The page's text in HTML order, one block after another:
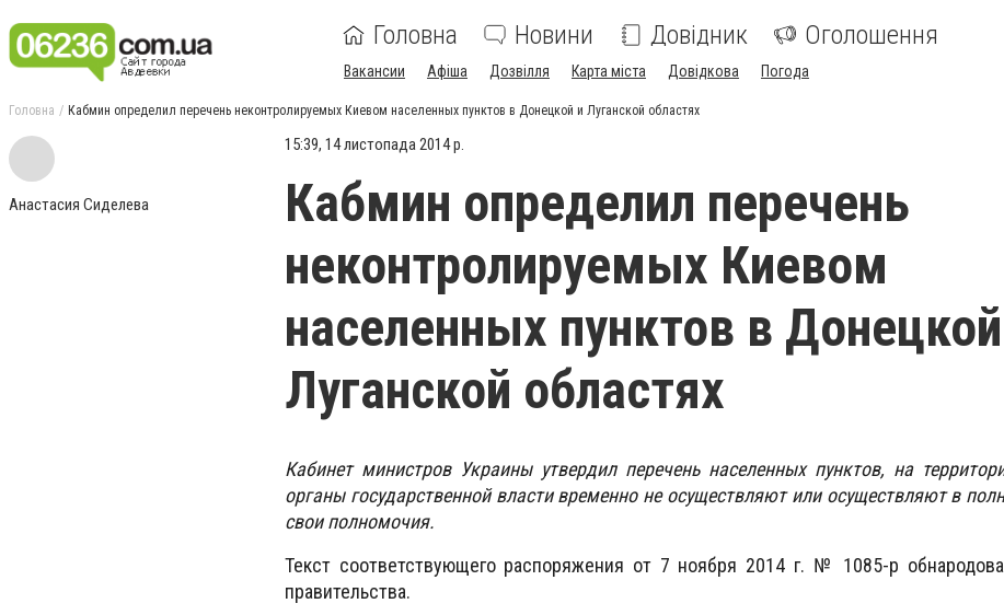
Головна Новини Довідник Оголошення
Вакансии Афіша Дозвілля Карта міста Довідкова Погода
Головна Кабмин определил перечень неконтролируемых Киевом населенных пунктов в Донецкой и Луганской областях
Анастасия Сиделева
15:39, 14 листопада 2014 р.
Кабмин определил перечень
неконтролируемых Киевом
населенных пунктов в
Луганской областях
Кабинет министров Украины утвердил перечень населенных пунктов, на
органы государственной власти временно не осуществляют или осуществляют в
свои полномочия.
Текст соответствующего распоряжения от 7 ноября 2014 г. № 1085-р
правительства.